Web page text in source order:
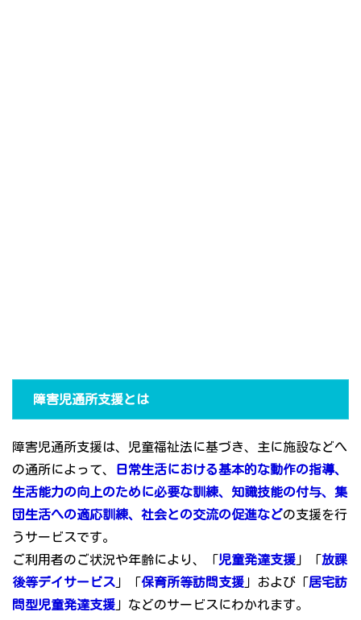
障害児通所支援とは
障害児通所支援は、児童福祉法に基づき、主に施設などへ
の通所によって、
日常生活における基本的な動作の指導、
生活能力の向上のために必要な訓練、知識技能の付与、集
団生活への適応訓練、社会との交流の促進などの支援を行
うサービスです。
ご利用者のご状況や年齢により、「児童発達支援 」「放課
後等デイサービス 」「保育所等訪問支援 」および「居宅訪
問型児童発達支援 」などのサービスにわかれます。